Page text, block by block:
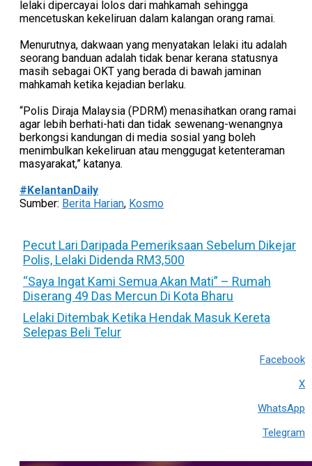
lelaki dipercayai lolos dari mahkamah sehingga
mencetuskan kekeliruan dalam kalangan orang ramai.
Menurutnya, dakwaan yang menyatakan lelaki itu adalah
seorang banduan adalah tidak benar kerana statusnya
masih sebagai OKT yang berada di bawah jaminan
mahkamah ketika kejadian berlaku.
“Polis Diraja Malaysia (PDRM) menasihatkan orang ramai
agar lebih berhati-hati dan tidak sewenang-wenangnya
berkongsi kandungan di media sosial yang boleh
menimbulkan kekeliruan atau menggugat ketenteraman
masyarakat,” katanya.
#KelantanDaily
Sumber: Berita Harian, Kosmo
Pecut Lari Daripada Pemeriksaan Sebelum Dikejar
Polis, Lelaki Didenda RM3,500
“Saya Ingat Kami Semua Akan Mati” – Rumah
Diserang 49 Das Mercun Di Kota Bharu
Lelaki Ditembak Ketika Hendak Masuk Kereta
Selepas Beli Telur
Facebook
X
WhatsApp
Telegram